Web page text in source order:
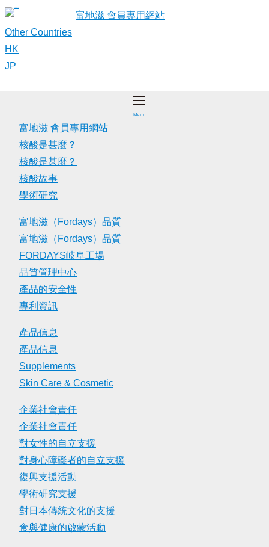
Skip
富地滋 會員專用網站
Other Countries
HK
JP
Menu
富地滋 會員專用網站
核酸是甚麼？
核酸是甚麼？
核酸故事
學術研究
富地滋（Fordays）品質
富地滋（Fordays）品質
FORDAYS岐阜工場
品質管理中心
產品的安全性
專利資訊
產品信息
產品信息
Supplements
Skin Care & Cosmetic
企業社會責任
企業社會責任
對女性的自立支援
對身心障礙者的自立支援
復興支援活動
學術研究支援
對日本傳統文化的支援
食與健康的啟蒙活動